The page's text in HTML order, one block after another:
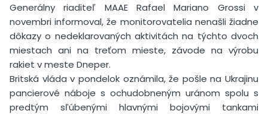
Generálny riaditeľ MAAE Rafael Mariano Grossi v
novembri informoval, že monitorovatelia nenašli žiadne
dôkazy o nedeklarovaných aktivitách na týchto dvoch
miestach ani na treťom mieste, závode na výrobu
rakiet v meste Dneper.
Britská vláda v pondelok oznámila, že pošle na Ukrajinu
pancierové náboje s ochudobneným uránom spolu s
predtým sľúbenými hlavnými bojovými tankami